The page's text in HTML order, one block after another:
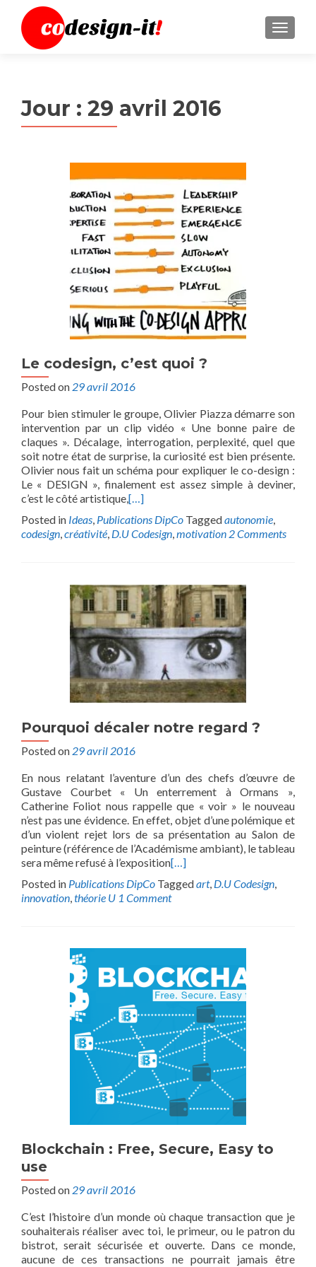
MENU
Jour : 29 avril 2016
Le codesign, c’est quoi ?
Posted on 29 avril 2016
Pour bien stimuler le groupe, Olivier Piazza démarre son
intervention par un clip vidéo « Une bonne paire de
claques ». Décalage, interrogation, perplexité, quel que
soit notre état de surprise, la curiosité est bien présente.
Olivier nous fait un schéma pour expliquer le co-design :
Le « DESIGN », finalement est assez simple à deviner,
c’est le côté artistique,[…]
Posted in Ideas, Publications DipCo Taggedautonomie,
codesign,créativité, D.U Codesign,motivation 2 Comments
Pourquoi décaler notre regard ?
Posted on 29 avril 2016
En nous relatant l’aventure d’un des chefs d’œuvre de
Gustave Courbet « Un enterrement à Ormans »,
Catherine Foliot nous rappelle que « voir » le nouveau
n’est pas une évidence. En effet, objet d’une polémique et
d’un violent rejet lors de sa présentation au Salon de
peinture (référence de l’Académisme ambiant), le tableau
sera même refusé à l’exposition[…]
Posted in Publications DipCo Taggedart, D.U Codesign
innovation théorie U 1 Comment
Blockchain : Free, Secure, Easy to
use
Posted on 29 avril 2016
C’est l’histoire d’un monde où chaque transaction que je
souhaiterais réaliser avec toi, le primeur, ou le patron du
bistrot, serait sécurisée et ouverte. Dans ce monde,
aucune de ces transactions ne pourrait jamais être